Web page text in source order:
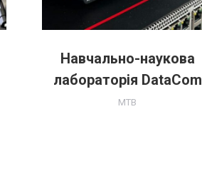
Навчально-наукова
лабораторія DataCom
MTB